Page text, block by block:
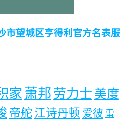
市望城区亨得利官方名表服
家 萧邦 劳力士 美度
帝舵 江诗丹顿 爱彼 雷